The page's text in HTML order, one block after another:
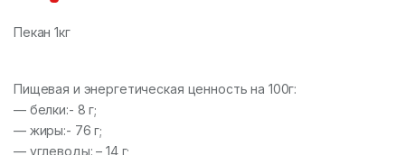
Пекан 1кг
Пищевая и энергетическая ценность на 100г:
— белки:- 8 г;
— жиры:- 76 г;
— углеводы: – 14 г;